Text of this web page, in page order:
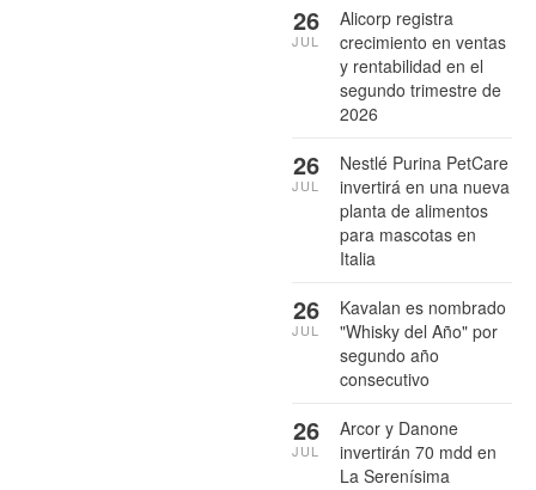
Alicorp registra
crecimiento en ventas
y rentabilidad en el
segundo trimestre de
2026
26
JUL
Nestlé Purina PetCare
invertirá en una nueva
planta de alimentos
para mascotas en
Italia
26
JUL
Kavalan es nombrado
"Whisky del Año" por
segundo año
consecutivo
26
JUL
Arcor y Danone
invertirán 70 mdd en
La Serenísima
26
JUL